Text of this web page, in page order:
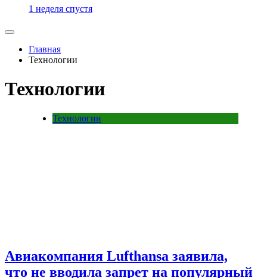
1 неделя спустя
Главная
Технологии
Технологии
Технологии
Авиакомпания Lufthansa заявила,
что не вводила запрет на популярный